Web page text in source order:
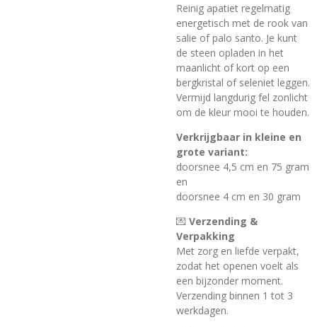
Reinig apatiet regelmatig
energetisch met de rook van
salie of palo santo. Je kunt
de steen opladen in het
maanlicht of kort op een
bergkristal of seleniet leggen.
Vermijd langdurig fel zonlicht
om de kleur mooi te houden.
Verkrijgbaar in kleine en
grote variant:
doorsnee 4,5 cm en 75 gram
en
doorsnee 4 cm en 30 gram
💌 Verzending &
Verpakking
Met zorg en liefde verpakt,
zodat het openen voelt als
een bijzonder moment.
Verzending binnen 1 tot 3
werkdagen.